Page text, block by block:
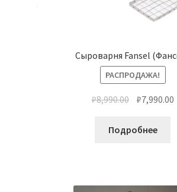
Сыроварня Fansel
РАСПРОДАЖА!
₽8,990.00 ₽7,990.00
Подробнее